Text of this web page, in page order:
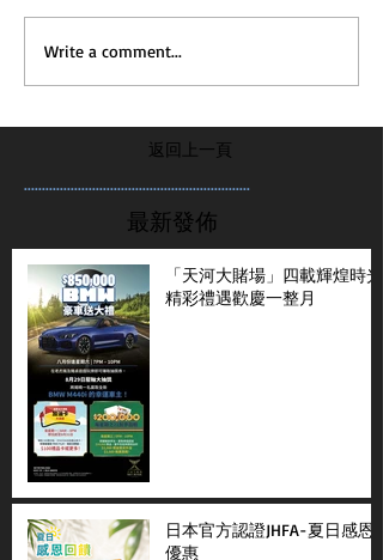
Write a comment...
返回上一頁
...............................................................
最新發佈
「天河大賭場」四載輝煌時光
精彩禮遇歡慶一整月
日本官方認證JHFA-夏日感恩
優惠